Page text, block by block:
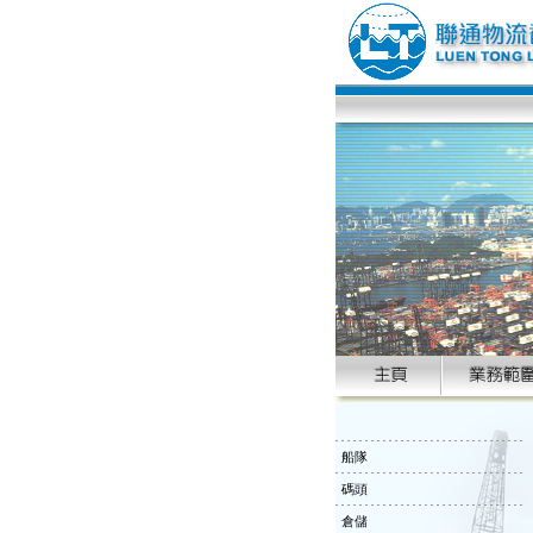
船隊
碼頭
倉儲